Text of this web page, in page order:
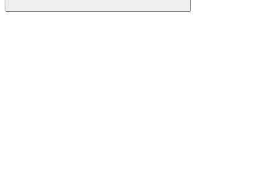
Buscar